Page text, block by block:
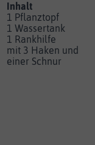
Inhalt
1 Pflanztopf
1 Wassertank
1 Rankhilfe
mit 3 Haken und
einer Schnur